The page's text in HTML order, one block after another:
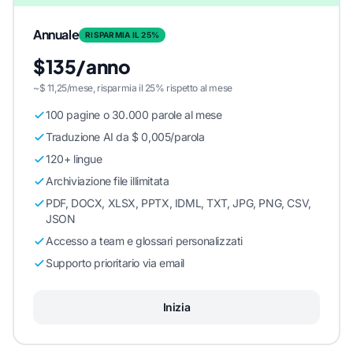
Annuale RISPARMIA IL 25%
$135/anno
~$ 11,25/mese, risparmia il 25% rispetto al mese
100 pagine o 30.000 parole al mese
Traduzione AI da $ 0,005/parola
120+ lingue
Archiviazione file illimitata
PDF, DOCX, XLSX, PPTX, IDML, TXT, JPG, PNG, CSV,
JSON
Accesso a team e glossari personalizzati
Supporto prioritario via email
Inizia